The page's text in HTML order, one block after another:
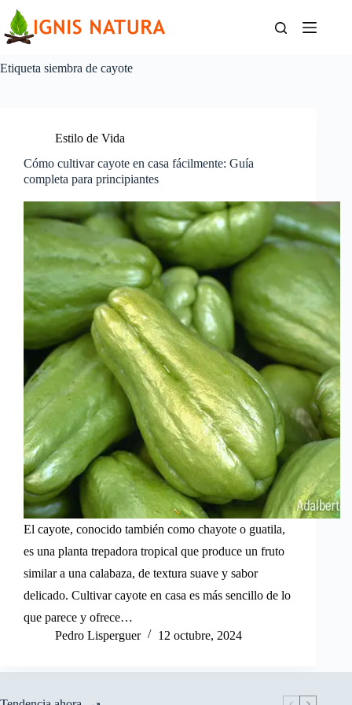
contenido
Etiqueta siembra de cayote
Estilo de Vida
Cómo cultivar cayote en casa fácilmente: Guía
completa para principiantes
El cayote, conocido también como chayote o guatila,
es una planta trepadora tropical que produce un fruto
similar a una calabaza, de textura suave y sabor
delicado. Cultivar cayote en casa es más sencillo de lo
que parece y ofrece…
Pedro Lisperguer
12 octubre, 2024